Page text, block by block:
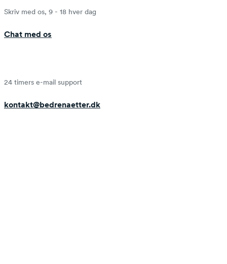
Skriv med os, 9 - 18 hver dag
Chat med os
24 timers e-mail support
kontakt@bedrenaetter.dk